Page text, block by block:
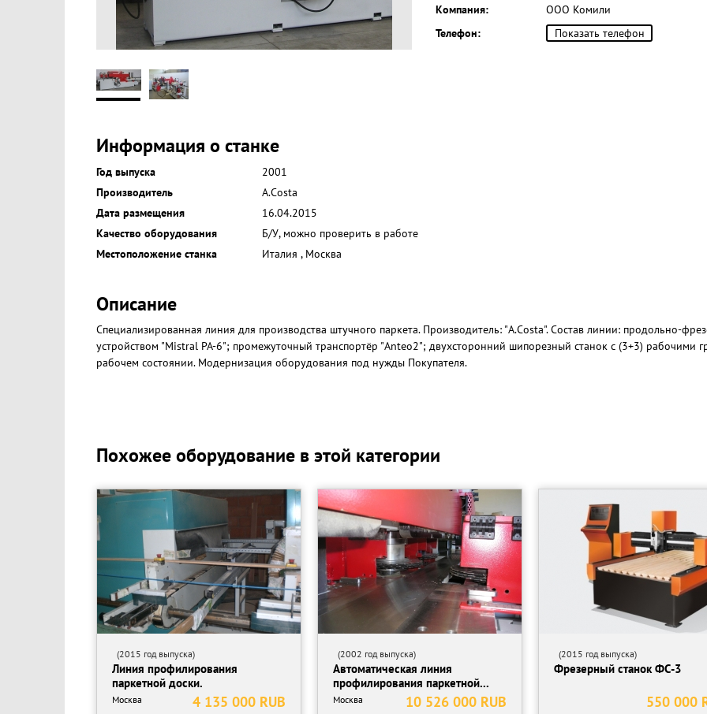
Компания:
ООО Комили
Телефон:
Показать телефон
Информация о станке
Год выпуска
2001
Производитель
A.Costa
Дата размещения
16.04.2015
Качество оборудования
Б/У, можно проверить в работе
Местоположение станка
Италия , Москва
Описание
Специализированная линия для производства штучного паркета. Производитель: "A.Costa". Состав линии: продольно-
устройством "Mistral PA-6"; промежуточный транспортёр "Anteo2"; двухсторонний шипорезный станок с (3+3) рабочими
рабочем состоянии. Модернизация оборудования под нужды Покупателя.
Похожее оборудование в этой категории
(2015 год выпуска)
Линия профилирования
паркетной доски.
4 135 000 RUB
Москва
(2002 год выпуска)
Автоматическая линия
профилирования паркетной...
10 526 000 RUB
Москва
(2015 год выпуска)
Фрезерный станок ФС-3
550 000